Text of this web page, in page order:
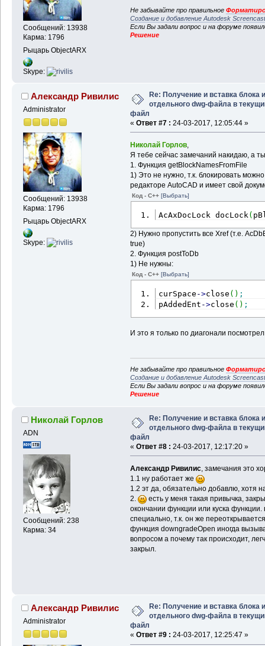
Сообщений: 13938
Карма: 1796
Рыцарь ObjectARX
Skype:
Не забывайте про правильное
Создание и добавление Autodesk
Если Вы задали вопрос и на форуме
Решение
Александр Ривилис
Administrator
Сообщений: 13938
Карма: 1796
Рыцарь ObjectARX
Skype:
Re: Получение и вставка блока
отдельного dwg-файла в
файл
« Ответ #7 : 24-03-2017, 12:05:44 »
Николай Горлов,
Я тебе сейчас замечаний накидаю, а
1. Функция getBlockNamesFromFile
1) Это не нужно, т.к. блокировать
редакторе AutoCAD и имеет свой
Код - C++ [Выбрать]
AcAxDocLock docLock (
2) Нужно пропустить все Xref (т.е.
true)
2. Функция postToDb
1) Не нужны:
Код - C++ [Выбрать]
curSpace ->close ( ) ;
pAddedEnt ->close ( ) ;
И это я только по диагонали
Не забывайте про правильное
Создание и добавление Autodesk
Если Вы задали вопрос и на форуме
Решение
Николай Горлов
ADN
Сообщений: 238
Карма: 34
Re: Получение и вставка блока
отдельного dwg-файла в
файл
« Ответ #8 : 24-03-2017, 12:17:20 »
Александр Ривилис, замечания это
1.1 ну работает же
1.2 эт да, обязательно добавлю, хотя
2.
есть у меня такая привычка,
окончании функции или куска функции.
специально, т.к. он же
функция downgradeOpen иногда
вопросом а почему так происходит,
закрыл.
Александр Ривилис
Administrator
Re: Получение и вставка блока
отдельного dwg-файла в
файл
« Ответ #9 : 24-03-2017, 12:25:47 »